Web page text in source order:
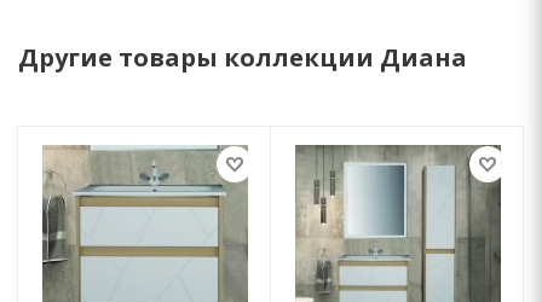
Другие товары коллекции Диана